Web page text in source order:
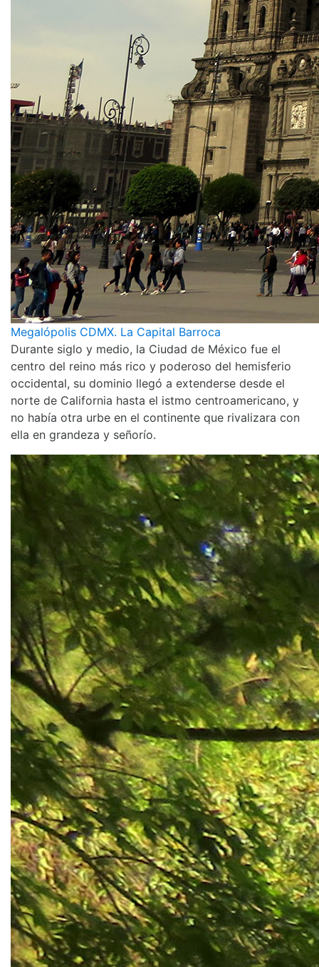
Megalópolis CDMX. La Capital Barroca
Durante siglo y medio, la Ciudad de México fue el
centro del reino más rico y poderoso del hemisferio
occidental, su dominio llegó a extenderse desde el
norte de California hasta el istmo centroamericano, y
no había otra urbe en el continente que rivalizara con
ella en grandeza y señorío.